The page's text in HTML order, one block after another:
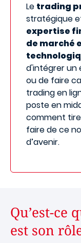
Le trading
stratégique
expertise
de marché
d'intégrer un
ou de faire
trading en
poste en
comment
faire de ce
d’avenir.
Qu’est-ce
est son